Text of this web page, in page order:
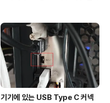
기기에 있는 USB Type C 커넥